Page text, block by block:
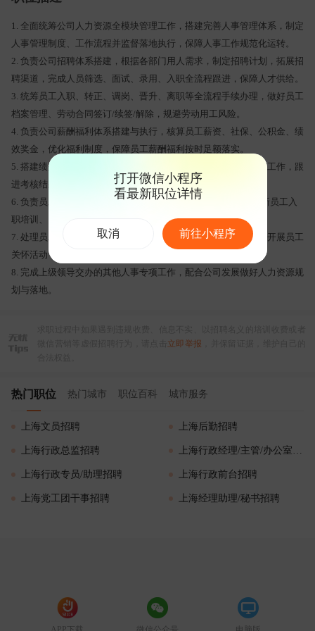
1. 全面统筹公司人力资源全模块管理工作，搭建完善人事管理体系，制定
人事管理制度、工作流程并监督落地执行，保障人事工作规范化运转。
2. 负责公司招聘体系搭建，根据各部门用人需求，制定招聘计划，拓展招
聘渠道，完成人员筛选、面试、录用、入职全流程跟进，保障人才供给。
3. 统筹员工入职、转正、调岗、晋升、离职等全流程手续办理，做好员工
档案管理、劳动合同签订/续签/解除，规避劳动用工风险。
4. 负责公司薪酬福利体系搭建与执行，核算员工薪资、社保、公积金、绩
效奖金，优化福利制度，保障员工薪酬福利按时足额落实。
5. 搭建绩效考核体系，制定各岗位考核方案，组织开展绩效考核工作，跟
进考核结果运用，助力员工能力提升与团队管理。
6. 负责员工培训体系搭建，制定年度/月度培训计划，组织开展新员工入
职培训、岗位技能培训、管理能力培训等，提升员工综合素养。
7. 处理员工关系相关事宜，及时沟通解决员工诉求、劳动纠纷，开展员工
关怀活动，维护良好的职场氛围，提升员工归属感与稳定性。
8. 完成上级领导交办的其他人事专项工作，配合公司发展做好人力资源规
划与落地。
立即举报
热门职位 热门城市 职位百科 城市服务
上海文员招聘 上海后勤招聘
上海行政总监招聘 上海行政经理/主管/办公室主任招聘
上海行政专员/助理招聘 上海行政前台招聘
上海党工团干事招聘 上海经理助理/秘书招聘
打开微信小程序
看最新职位详情
取消 前往小程序